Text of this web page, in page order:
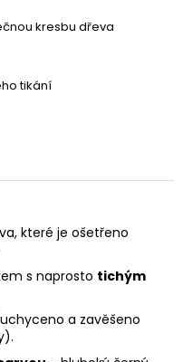
kresbu dřeva
tikání
které je ošetřeno
s naprosto tichým
a zavěšeno